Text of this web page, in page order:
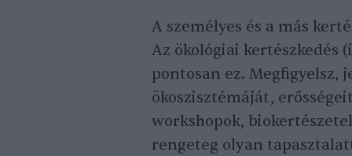
A személyes és a más
Az ökológiai kertészkedés
pontosan ez. Megfigyelsz,
ökoszisztémáját,
workshopok,
rengeteg olyan